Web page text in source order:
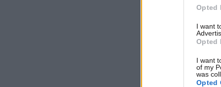
Opted
I want
Opted
I want
of my
was
Opted